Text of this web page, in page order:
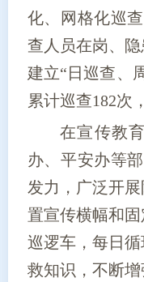
化、网格化巡
查人员在岗、隐
建立“日巡查、
累计巡查182次
在宣传教
办、平安办等
发力，广泛开
置宣传横幅和
巡逻车，每日
救知识，不断